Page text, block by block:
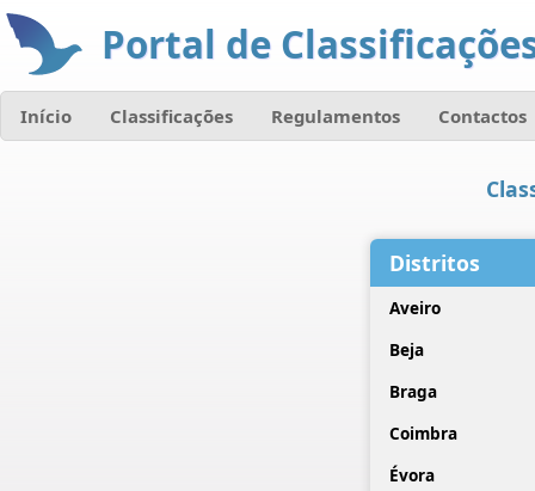
Portal de
Início Classificações Regulamentos Contactos
Distritos
Aveiro
Beja
Braga
Coimbra
Évora